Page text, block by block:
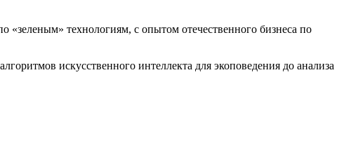
технологиям, с опытом отечественного бизнеса по
искусственного интеллекта для экоповедения до анализа